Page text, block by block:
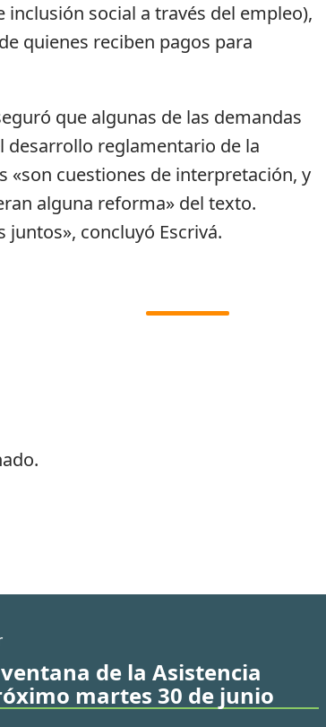
social a través del empleo),
quienes reciben pagos para
que algunas de las demandas
desarrollo reglamentario de la
«son cuestiones de interpretación, y
alguna reforma» del texto.
concluyó Escrivá.
de la Asistencia
martes 30 de junio